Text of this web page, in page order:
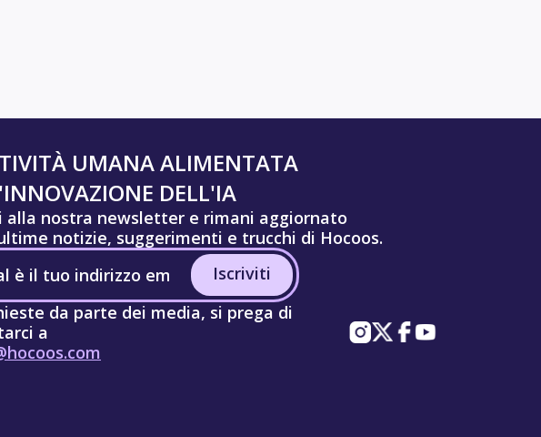
UMANA ALIMENTATA
DELL'IA
alla nostra newsletter e rimani aggiornato
notizie, suggerimenti e trucchi di Hocoos.
Iscriviti
da parte dei media, si prega di
a